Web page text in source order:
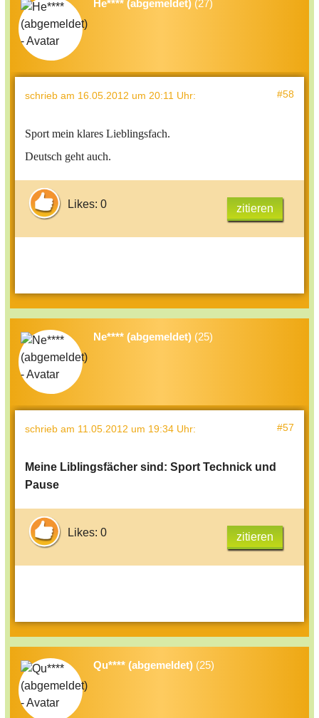
He**** (abgemeldet) (27)
schrieb am 16.05.2012 um 20:11 Uhr: #58
Sport mein klares Lieblingsfach.
Deutsch geht auch.
Likes: 0 zitieren
Ne**** (abgemeldet) (25)
schrieb am 11.05.2012 um 19:34 Uhr: #57
Meine Liblingsfächer sind: Sport Technick und
Pause
Likes: 0 zitieren
Qu**** (abgemeldet) (25)